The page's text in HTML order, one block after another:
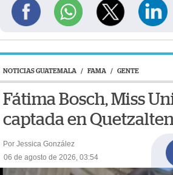
NOTICIAS GUATEMALA / FAMA / GENTE
Fátima Bosch, Miss
captada en
Por Jessica González
06 de agosto de 2026, 03:54